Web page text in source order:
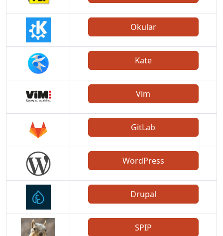
Okular
Kate
Vim
GitLab
WordPress
Drupal
SPIP